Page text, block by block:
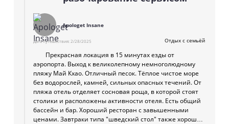
much smoother experience. Warm regards,
Maikhao Dream Management Team.
Apologet Insane
Дата путешествия: 2/28/2025 Отдых с семьёй
Прекрасная локация в 15 минутах езды от
аэропорта. Выход к великолепному немноголюдному
пляжу Май Кхао. Отличный песок. Тёплое чистое море
без водорослей, камней, сильных опасных течений. От
пляжа отель отделяет сосновая роща, в которой стоят
столики и расположены активности отеля. Есть общий
бассейн и бар. Хороший ресторан с завышенными
ценами. Завтраки типа "шведский стол" также хорошие.